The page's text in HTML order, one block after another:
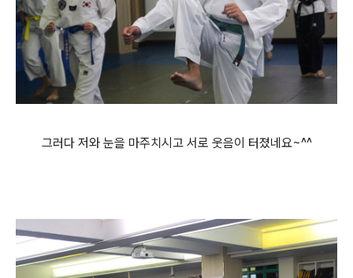
그러다 저와 눈을 마주치시고 서로 웃음이 터졌네요~^^